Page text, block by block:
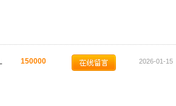
150000 2026-01-15